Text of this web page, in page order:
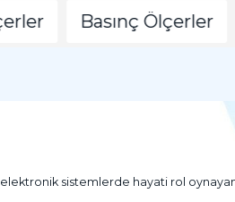
Basınç Ölçerler
elektronik sistemlerde hayati rol